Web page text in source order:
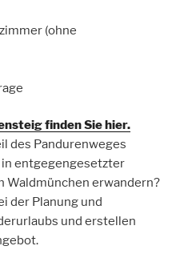
(ohne
finden Sie hier.
des Pandurenweges
in entgegengesetzter
Waldmünchen erwandern?
der Planung und
und erstellen